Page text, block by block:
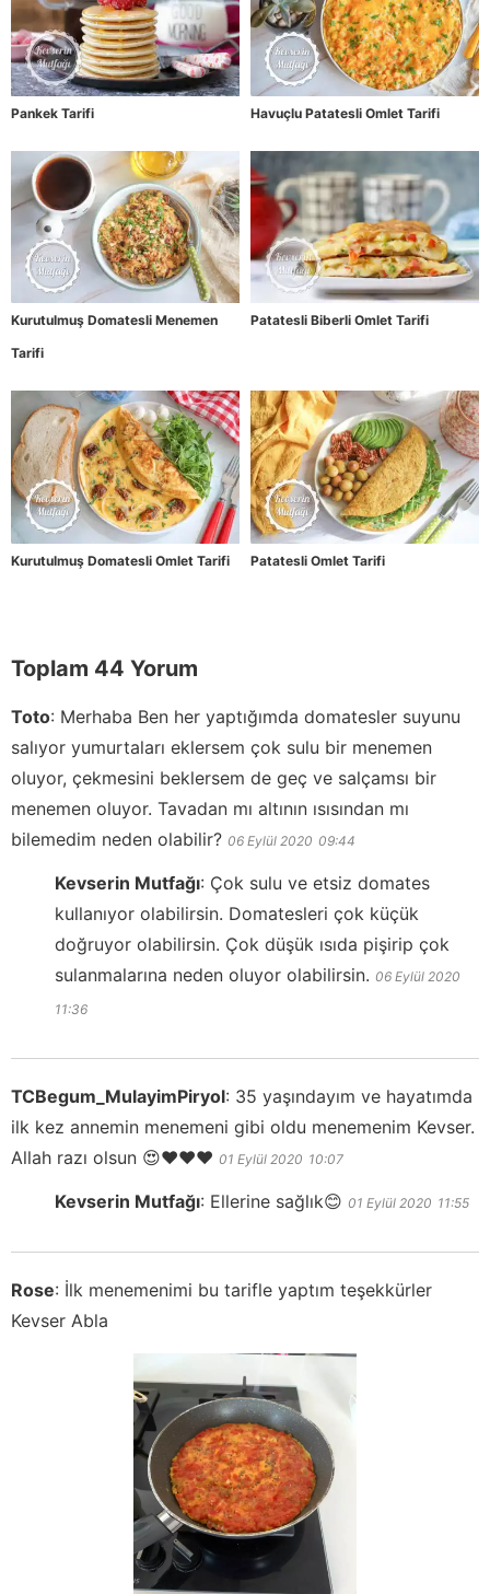
Pankek Tarifi Havuçlu Patatesli Omlet Tarifi
Kurutulmuş Domatesli Menemen
Tarifi
Patatesli Biberli Omlet Tarifi
Kurutulmuş Domatesli Omlet Tarifi Patatesli Omlet Tarifi
Toplam 44 Yorum
Toto: Merhaba Ben her yaptığımda domatesler suyunu
salıyor yumurtaları eklersem çok sulu bir menemen
oluyor, çekmesini beklersem de geç ve salçamsı bir
menemen oluyor. Tavadan mı altının ısısından mı
bilemedim neden olabilir? 06 Eylül 2020 09:44
Kevserin Mutfağı: Çok sulu ve etsiz domates
kullanıyor olabilirsin. Domatesleri çok küçük
doğruyor olabilirsin. Çok düşük ısıda pişirip çok
sulanmalarına neden oluyor olabilirsin. 06 Eylül 2020
11:36
TCBegum_MulayimPiryol: 35 yaşındayım ve hayatımda
ilk kez annemin menemeni gibi oldu menemenim Kevser.
Allah razı olsun 😍❤️❤️❤️ 01 Eylül 2020 10:07
Kevserin Mutfağı: Ellerine sağlık😊 01 Eylül 2020 11:55
Rose: İlk menemenimi bu tarifle yaptım teşekkürler
Kevser Abla